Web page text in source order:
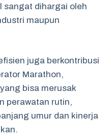
sangat dihargai oleh
maupun
juga berkontribusi
Marathon,
bisa merusak
perawatan rutin,
umur dan kinerja